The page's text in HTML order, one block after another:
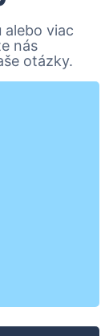
alebo viac
nás
otázky.